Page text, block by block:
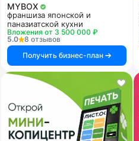
MYBOX
франшиза японской и
паназиатской кухни
Вложения от 3 500 000 ₽
5.0
8 отзывов
Получить бизнес-план